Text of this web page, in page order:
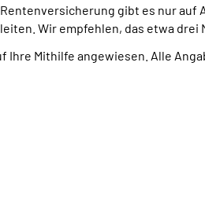
gibt es nur auf
Wir empfehlen, das etwa drei
Mithilfe angewiesen. Alle